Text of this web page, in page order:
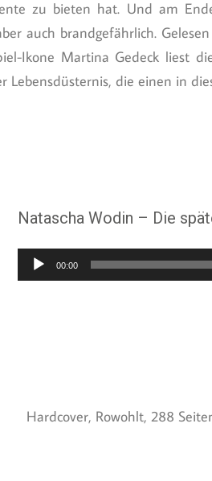
zu bieten hat. Und am
auch brandgefährlich.
Ikone Martina Gedeck liest
Lebensdüsternis, die einen in
Natascha Wodin – Die
Audio-
Player
00:00
Hardcover, Rowohlt, 288